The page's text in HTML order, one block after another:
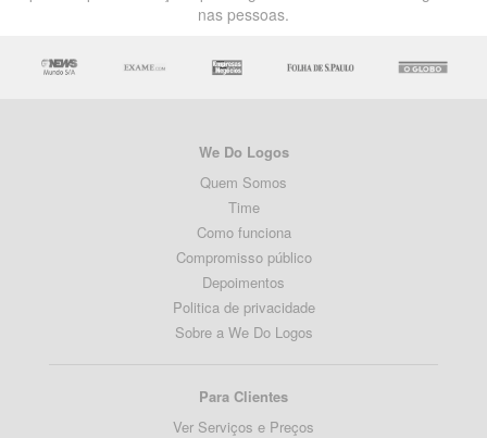
nas pessoas.
We Do Logos
Quem Somos
Time
Como funciona
Compromisso público
Depoimentos
Politica de privacidade
Sobre a We Do Logos
Para Clientes
Ver Serviços e Preços